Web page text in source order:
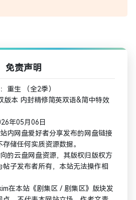
免责声明
重生 （全2季）
版本 内封精修简英双语&简中特效
年05月06日
内网盘爱好者分享发布的网盘链接
储任何实质资源数据。
的云盘网盘资源，其版权归版权方
帖子发布者所有，本站无法操作相
在本站《剧集区 / 剧集区》版块发